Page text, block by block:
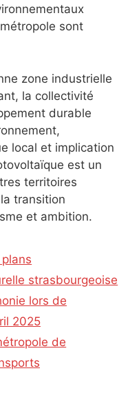
sont
zone industrielle
la collectivité
durable
local et implication
est un
territoires
transition
et ambition.
strasbourgeoise
lors de
2025
de